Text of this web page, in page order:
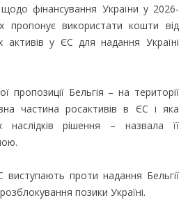
фінансування України у 2026-
використати кошти від
активів у ЄС для надання Україні
Бельгія – на території
частина росактивів в ЄС і яка
наслідків рішення – назвала її
виступають проти надання Бельгії
позики Україні.